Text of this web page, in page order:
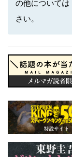
の他については
さい。